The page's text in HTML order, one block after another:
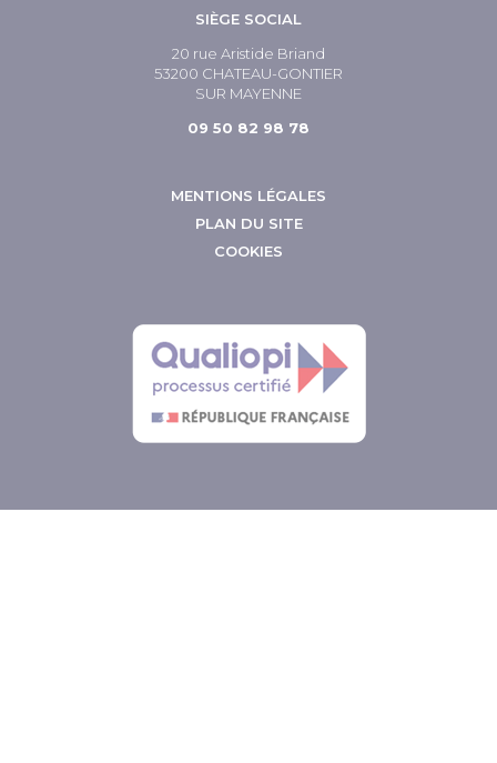
SIÈGE SOCIAL
20 rue Aristide Briand
53200 CHATEAU-GONTIER
SUR MAYENNE
09 50 82 98 78
MENTIONS LÉGALES
PLAN DU SITE
COOKIES